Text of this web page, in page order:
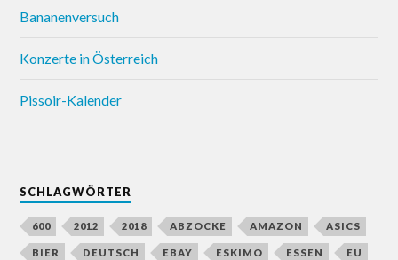
Bananenversuch
Konzerte in Österreich
Pissoir-Kalender
SCHLAGWÖRTER
600 2012 2018 ABZOCKE AMAZON ASICS
BIER DEUTSCH EBAY ESKIMO ESSEN EU